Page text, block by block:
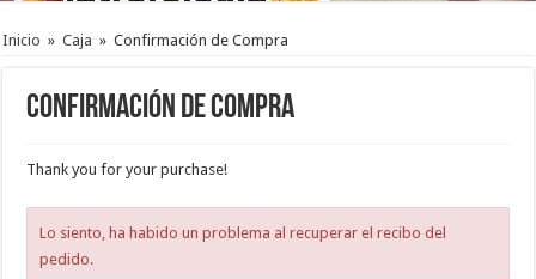
Inicio » Caja » Confirmación de Compra
Confirmación de Compra
Thank you for your purchase!
Lo siento, ha habido un problema al recuperar el recibo del
pedido.